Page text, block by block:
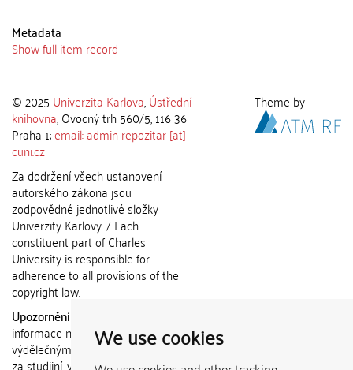
We use cookies
Metadata
Show full item record
© 2025 Univerzita Karlova,Ústřední
knihovna, Ovocný trh 560/5, 116 36
Praha 1;email: admin-repozitar [at]
cuni.cz
Za dodržení všech ustanovení
autorského zákona jsou
zodpovědné jednotlivé složky
Univerzity Karlovy. / Each
constituent part of Charles
University is responsible for
adherence to all provisions of the
copyright law.
Upozornění / Notice:
informace nemohou být použity k
výdělečným účelům nebo vydávány
za studijní, vědeckou nebo jinou
Theme by